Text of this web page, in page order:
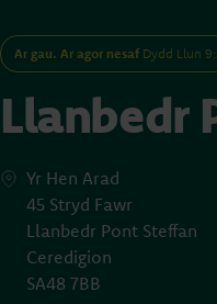
Ar gau. Ar agor nesaf Dydd Llun
Llanbedr
Yr Hen Arad
45 Stryd Fawr
Llanbedr Pont Steffan
Ceredigion
SA48 7BB